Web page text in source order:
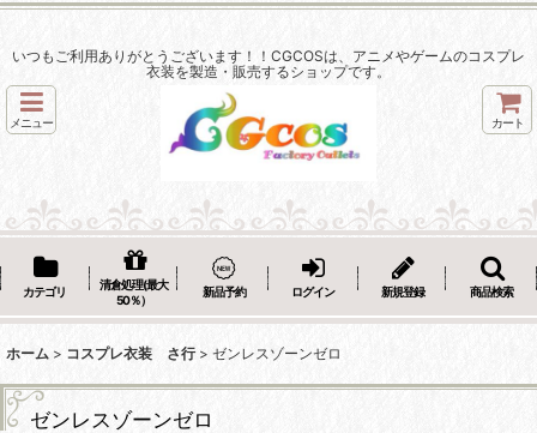
いつもご利用ありがとうございます！！CGCOSは、アニメやゲームのコスプレ
衣装を製造・販売するショップです。
メニュー カート
カテゴリ
清倉処理(最大
50％）
新品予約 ログイン 新規登録 商品検索
ホーム > コスプレ衣装 さ行 > ゼンレスゾーンゼロ
ゼンレスゾーンゼロ